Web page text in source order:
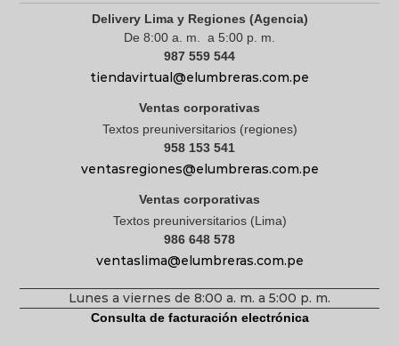
Delivery Lima y Regiones (Agencia)
De 8:00 a. m. a 5:00 p. m.
987 559 544
tiendavirtual@elumbreras.com.pe
Ventas corporativas
Textos preuniversitarios (regiones)
958 153 541
ventasregiones@elumbreras.com.pe
Ventas corporativas
Textos preuniversitarios (Lima)
986 648 578
ventaslima@elumbreras.com.pe
Lunes a viernes de 8:00 a. m. a 5:00 p. m.
Consulta de facturación electrónica